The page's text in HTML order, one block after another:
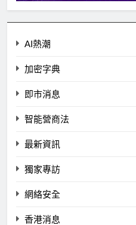
AI熱潮
加密字典
即市消息
智能營商法
最新資訊
獨家專訪
網絡安全
香港消息